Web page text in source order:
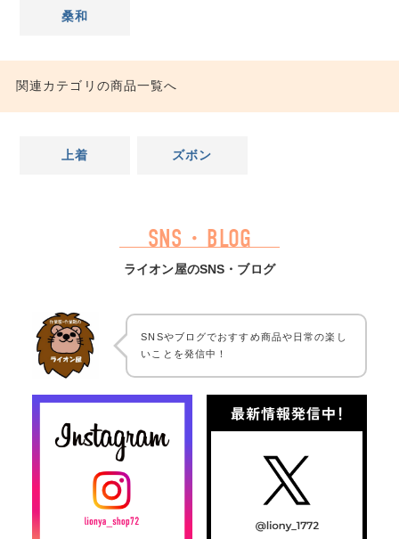
桑和
関連カテゴリの商品一覧へ
上着 ズボン
SNS・BLOG
ライオン屋のSNS・ブログ
SNSやブログでおすすめ商品や日常の楽し
いことを発信中！